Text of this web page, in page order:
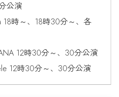
公演
18時～、18時30分～、各
12時30分～、30分公演
12時30分～、30分公演